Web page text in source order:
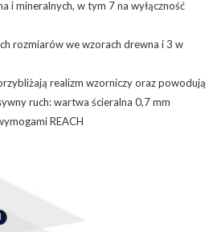
i mineralnych, w tym 7 na wyłączność
rozmiarów we wzorach drewna i 3 w
realizm wzorniczy oraz powodują
ruch: wartwa ścieralna 0,7 mm
REACH